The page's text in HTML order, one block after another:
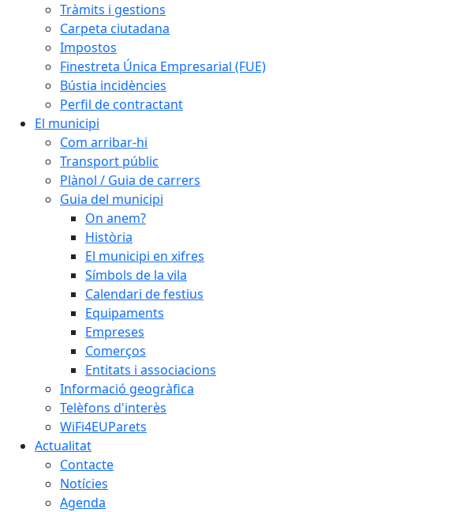
Tràmits i gestions
Carpeta ciutadana
Impostos
Finestreta Única Empresarial (FUE)
Bústia incidències
Perfil de contractant
El municipi
Com arribar-hi
Transport públic
Plànol / Guia de carrers
Guia del municipi
On anem?
Història
El municipi en xifres
Símbols de la vila
Calendari de festius
Equipaments
Empreses
Comerços
Entitats i associacions
Informació geogràfica
Telèfons d'interès
WiFi4EUParets
Actualitat
Contacte
Notícies
Agenda